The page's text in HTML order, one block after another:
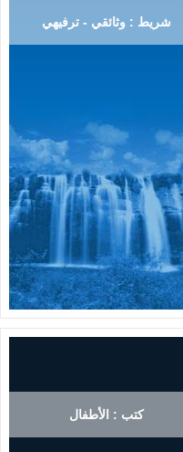
شريط : وثائقي - ترفيهي
كتب : الأطفال